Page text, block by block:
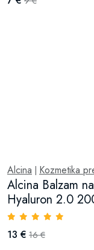
Alcina Kozmetika
Alcina Balzam
Hyaluron 2.0
13 € 16 €